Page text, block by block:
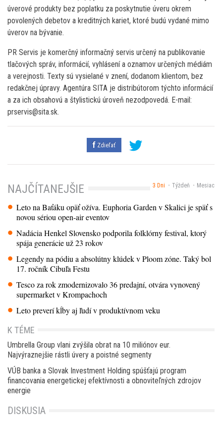
úverové produkty bez poplatku za poskytnutie úveru okrem
povolených debetov a kreditných kariet, ktoré budú vydané mimo
úverov na bývanie.
PR Servis je komerčný informačný servis určený na publikovanie
tlačových správ, informácií, vyhlásení a oznamov určených médiám
a verejnosti. Texty sú vysielané v znení, dodanom klientom, bez
redakčnej úpravy. Agentúra SITA je distribútorom týchto informácií
a za ich obsahovú a štylistickú úroveň nezodpovedá. E-mail:
prservis@sita.sk.
Zdieľať
3 Dni Týždeň Mesiac
NAJČÍTANEJŠIE
Leto na Baťáku opäť ožíva. Euphoria Garden v Skalici je späť s
novou sériou open-air eventov
Nadácia Henkel Slovensko podporila folklórny festival, ktorý
spája generácie už 23 rokov
Legendy na pódiu a absolútny klúdek v Ploom zóne. Taký bol
17. ročník Cibuľa Festu
Tesco za rok zmodernizovalo 36 predajní, otvára vynovený
supermarket v Krompachoch
Leto preverí kĺby aj ľudí v produktívnom veku
K TÉME
Umbrella Group vlani zvýšila obrat na 10 miliónov eur.
Najvýraznejšie rástli úvery a poistné segmenty
VÚB banka a Slovak Investment Holding spúšťajú program
financovania energetickej efektívnosti a obnoviteľných zdrojov
energie
DISKUSIA